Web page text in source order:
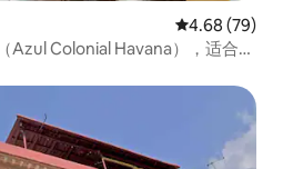
平均评分 4.68
4.68 (79)
Azul Colonial Havana），适合家